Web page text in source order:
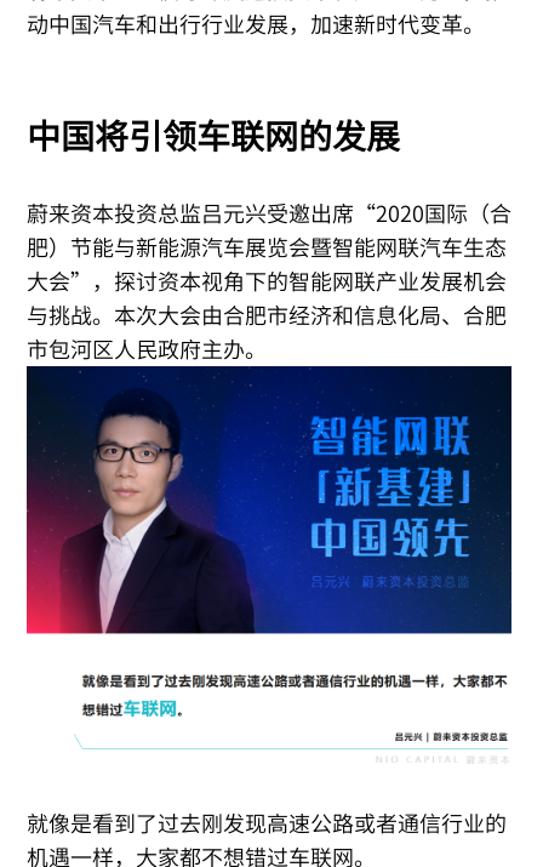
动中国汽车和出行行业发展，加速新时代变革。
中国将引领车联网的发展
蔚来资本投资总监吕元兴受邀出席“2020国际（合
肥）节能与新能源汽车展览会暨智能网联汽车生态
大会”，探讨资本视角下的智能网联产业发展机会
与挑战。本次大会由合肥市经济和信息化局、合肥
市包河区人民政府主办。
就像是看到了过去刚发现高速公路或者通信行业的
机遇一样，大家都不想错过车联网。